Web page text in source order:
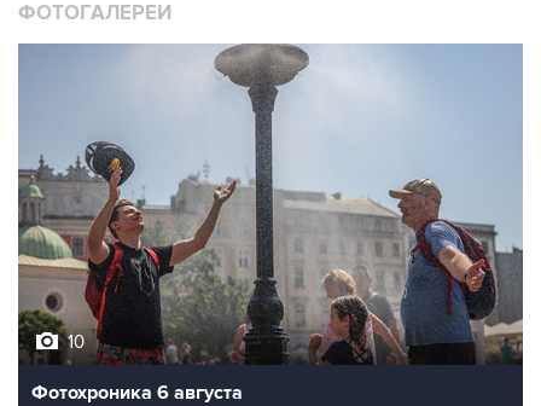
ФОТОГАЛЕРЕИ
10
Фотохроника 6 августа